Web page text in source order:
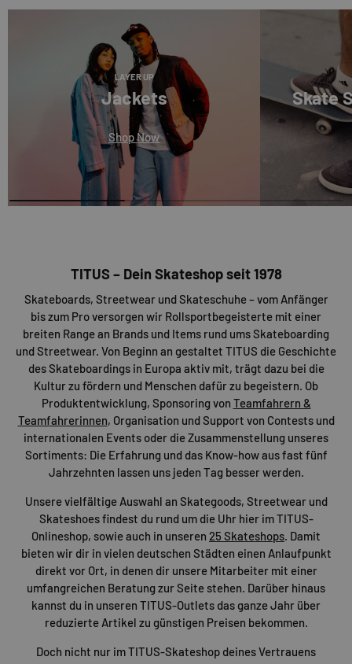
LAYER UP
Jackets
Shop Now
Skate
TITUS – Dein Skateshop seit 1978
Skateboards, Streetwear und Skateschuhe – vom Anfänger
bis zum Pro versorgen wir Rollsportbegeisterte mit einer
breiten Range an Brands und Items rund ums Skateboarding
und Streetwear. Von Beginn an gestaltet TITUS die Geschichte
des Skateboardings in Europa aktiv mit, trägt dazu bei die
Kultur zu fördern und Menschen dafür zu begeistern. Ob
Produktentwicklung, Sponsoring von Teamfahrern &
Teamfahrerinnen, Organisation und Support von Contests und
internationalen Events oder die Zusammenstellung unseres
Sortiments: Die Erfahrung und das Know-how aus fast fünf
Jahrzehnten lassen uns jeden Tag besser werden.
Unsere vielfältige Auswahl an Skategoods, Streetwear und
Skateshoes findest du rund um die Uhr hier im TITUS-
Onlineshop, sowie auch in unseren 25 Skateshops. Damit
bieten wir dir in vielen deutschen Städten einen Anlaufpunkt
direkt vor Ort, in denen dir unsere Mitarbeiter mit einer
umfangreichen Beratung zur Seite stehen. Darüber hinaus
kannst du in unseren TITUS-Outlets das ganze Jahr über
reduzierte Artikel zu günstigen Preisen bekommen.
Doch nicht nur im TITUS-Skateshop deines Vertrauens